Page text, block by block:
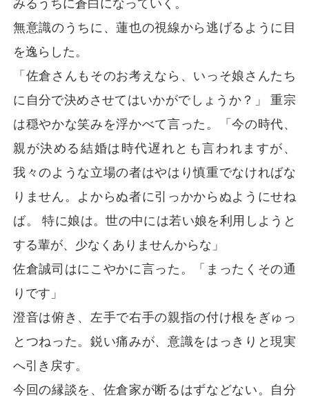
みるうちに蒼白になっていく。
無意識のうちに、蓮也の視線から逃げるように目
を逸らした。
「佐倉さんもそのお考えなら、いっそ娘さんたち
に自分で決めさせてはいかがでしょうか？」 重宗
は穏やかな笑みを浮かべて言った。「今の時代、
親が決める結婚は時代遅れとも言われますが、
我々のような立場の者はやはり慎重でなければな
りません。よからぬ者に引っかからぬようにせね
ば。 特に娘は。世の中には若い娘を利用しようと
する輩が、少なくありませんからな」
佐倉誠司はにこやかに言った。「まったくその通
りです」
澄音は俯き、左手で右手の親指の付け根をぎゅっ
とつねった。鋭い痛みが、意識をはっきりと現実
へ引き戻す。
今回の縁談を、佐倉家が断るはずなどない。自分